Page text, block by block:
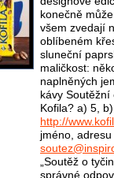
konečně
všem zvedají
oblíbeném
sluneční
maličkost:
naplněných
kávy
Kofila? a) 5,
http://
jméno,
„Soutěž o
správné